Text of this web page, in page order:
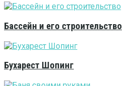
Бассейн и его строительство
Бухарест Шопинг